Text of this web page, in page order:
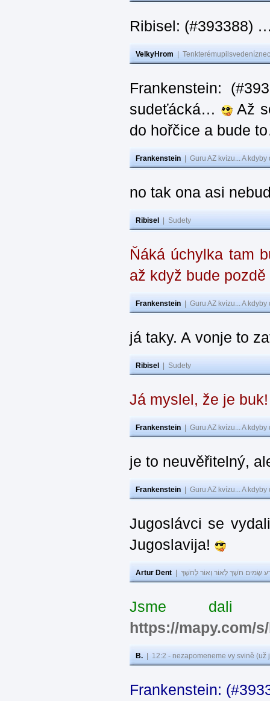
Ribisel: (#393388)
VelkyHrom
Frankenstein:
sudeťácká…
Až
do hořčice a bude
Frankenstein Guru AZ kvízu... A
no tak ona asi
Ribisel Sudety
Ňáká úchylka tam
až když bude pozdě
Frankenstein Guru AZ kvízu... A
já taky. A vonje to
Ribisel Sudety
Já myslel, že je
Frankenstein Guru AZ kvízu... A
je to neuvěřitelný,
Frankenstein Guru AZ kvízu... A
Jugoslávci se
Jugoslavija!
Artur Dent שָׂמִים חֹשֶׁךְ לְאוֹר וְאוֹר לְחֹשֶׁךְ
Jsme dali
https://mapy.com/
B. 12:2 - nezapomeneme vy svině
Frankenstein: